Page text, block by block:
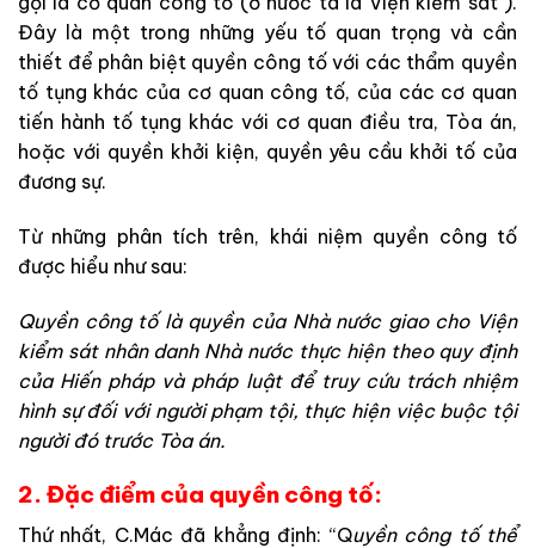
Đây là một trong những yếu tố quan trọngvà cần
thiết để phân biệt quyền công tốvới các thẩm quyền
tố tụng khác của cơ quan công tố, của các cơ quan
tiến hành tố tụng khác với cơ quan điều tra, Tòa án,
hoặc với quyền khởi kiện, quyền yêu cầu khởi tố của
đương sự.
Từ những phân tích trên, khái niệm quyền công tố
được hiểu như sau:
Quyền công tố là quyền của Nhà nước giao cho Viện
kiểm sát nhân danh Nhà nước thực hiện theo quy định
của Hiến pháp và pháp luật để truy cứu trách nhiệm
hình sựđối với ngườiphạm tội, thực hiện việc buộc tội
ngườiđó trước Tòa án.
2. Đặc điểm của quyền công tố:
Thứ nhất, C.Mác đã khẳng định: “Quyền công tố thể